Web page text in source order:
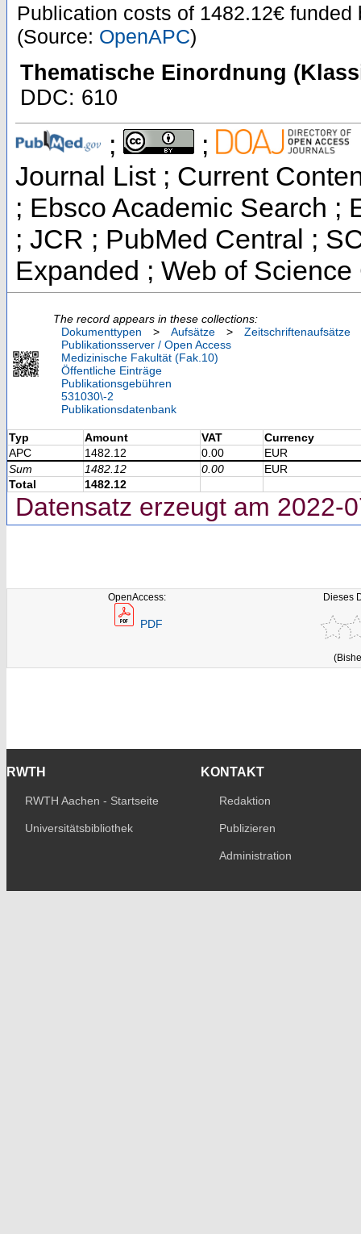
Publication costs of 1482.12€ funded
(Source: OpenAPC)
Thematische Einordnung
DDC: 610
; ;
Journal List ; Current
; Ebsco Academic Search ;
; JCR ; PubMed Central ;
Expanded ; Web of
The record appears in these collections:
Dokumenttypen
> Aufsätze >
Zeitschriftenaufsätze
Publikationsserver / Open Access
Medizinische Fakultät (Fak.10)
Öffentliche Einträge
Publikationsgebühren
531030\-2
Publikationsdatenbank
Typ Amount VAT
Currency
APC
1482.12 0.00
EUR
Sum
1482.12 0.00
EUR
Total
1482.12
Datensatz erzeugt am 2022-
OpenAccess:
PDF
Dieses
RWTH
RWTH Aachen - Startseite
Universitätsbibliothek
KONTAKT
Redaktion
Publizieren
Administration